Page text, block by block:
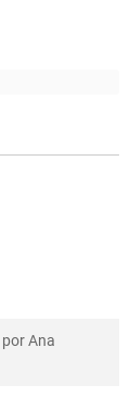
porAna